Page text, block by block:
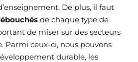
De plus, il faut
de chaque type de
de miser sur des secteurs
Parmi ceux-ci, nous pouvons
durable, les